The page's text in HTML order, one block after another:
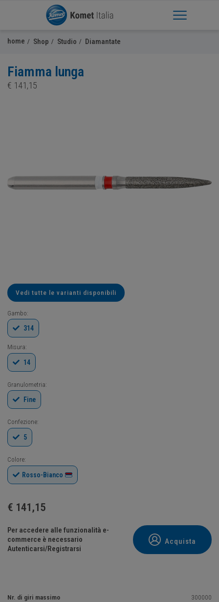
Apri Menu
home Shop Studio Diamantate
Fiamma lunga
€ 141,15
Vedi tutte le varianti disponibili
Gambo:
314
Misura:
14
Granulometria:
Fine
Confezione:
5
Colore:
Rosso-Bianco
€ 141,15
Per accedere alle funzionalità e-
commerce è necessario
Autenticarsi/Registrarsi
Acquista
Nr. di giri massimo 300000